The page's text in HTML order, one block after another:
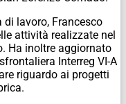
di lavoro, Francesco
attività realizzate nel
Ha inoltre aggiornato
Interreg VI-A
riguardo ai progetti